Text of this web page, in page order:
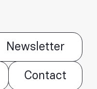
Newsletter
Contact